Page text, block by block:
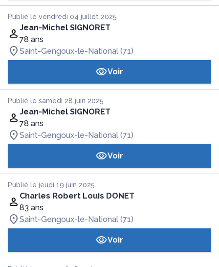
Publié le vendredi 04 juillet 2025
Jean-Michel SIGNORET
78 ans
Saint-Gengoux-le-National (71)
Voir
Publié le samedi 28 juin 2025
Jean-Michel SIGNORET
78 ans
Saint-Gengoux-le-National (71)
Voir
Publié le jeudi 19 juin 2025
Charles Robert Louis DONET
83 ans
Saint-Gengoux-le-National (71)
Voir